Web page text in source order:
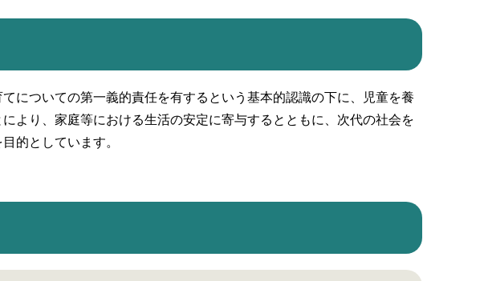
についての第一義的責任を有するという基本的認識の下に、児童を養
より、家庭等における生活の安定に寄与するとともに、次代の社会を
的としています。